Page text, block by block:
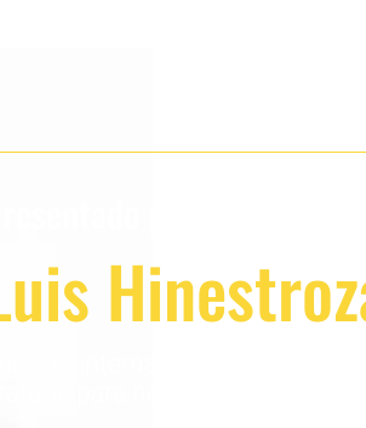
para negocios digitales.